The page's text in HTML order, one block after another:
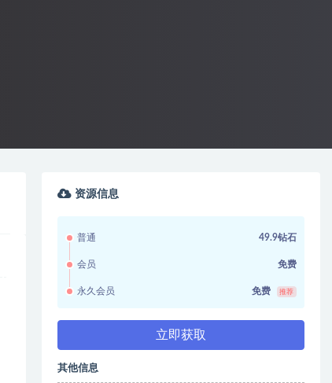
资源信息
普通 49.9钻石
会员 免费
永久会员 免费 推荐
立即获取
其他信息